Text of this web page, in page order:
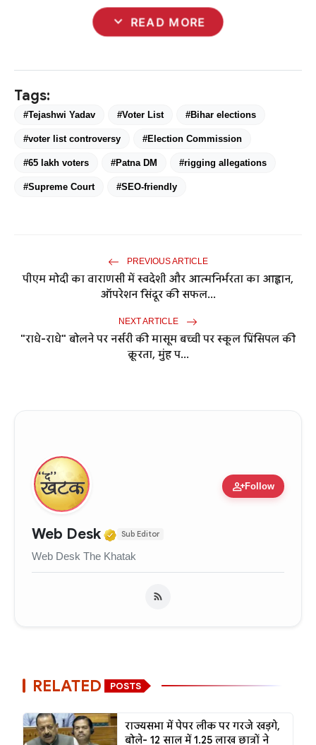
expand_more READ MORE
Tags:
#Tejashwi Yadav #Voter List #Bihar elections
#voter list controversy #Election Commission
#65 lakh voters #Patna DM #rigging allegations
#Supreme Court #SEO-friendly
PREVIOUS ARTICLE
पीएम मोदी का वाराणसी में स्वदेशी और आत्मनिर्भरता का आह्वान,
ऑपरेशन सिंदूर की सफल...
NEXT ARTICLE
"राधे-राधे" बोलने पर नर्सरी की मासूम बच्ची पर स्कूल प्रिंसिपल की
क्रूरता, मुंह प...
person_addFollow
Web Desk Verified Media or
Sub Editor
Web Desk The Khatak
RELATED POSTS
राज्यसभा में पेपर लीक पर गरजे खड़गे,
बोले- 12 साल में 1.25 लाख छात्रों ने